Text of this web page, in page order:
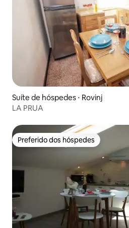
Suíte de hóspedes ⋅ Rovinj
LA PRUA
Preferido dos hóspedes
Preferido dos hóspedes